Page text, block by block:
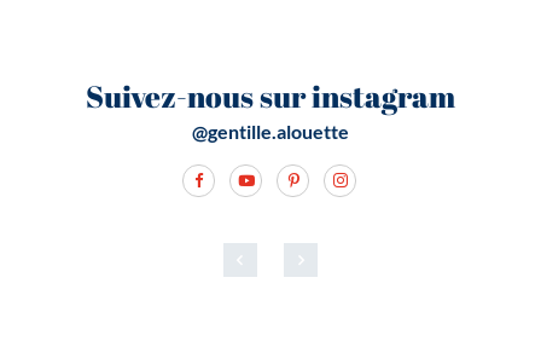
Suivez-nous sur instagram
@gentille.alouette